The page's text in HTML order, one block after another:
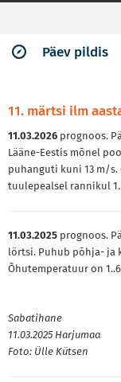
Päev pildis
11. märtsi ilm
11.03.2026 prognoos.
Lääne-Eestis mõnel
puhanguti kuni 13 m/s.
tuulepealsel rannikul
11.03.2025 prognoos.
lörtsi. Puhub põhja- ja
Õhutemperatuur on
Sabatihane
11.03.2025 Harjumaa
Foto: Ülle Kütsen